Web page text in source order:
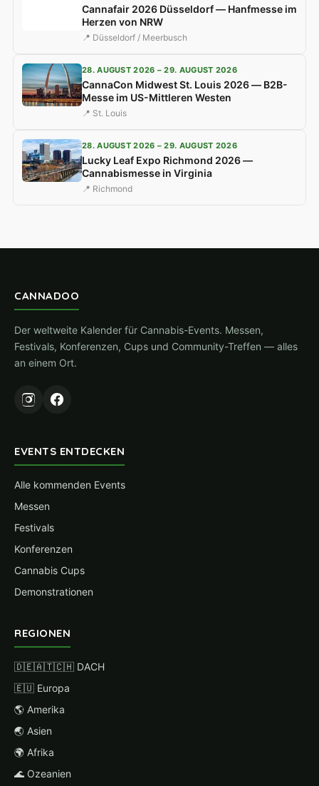
Cannafair 2026 Düsseldorf — Hanfmesse im
Herzen von NRW
📍 Düsseldorf / Meerbusch
28. AUGUST 2026 – 29. AUGUST 2026
CannaCon Midwest St. Louis 2026 — B2B-
Messe im US-Mittleren Westen
📍 St. Louis
28. AUGUST 2026 – 29. AUGUST 2026
Lucky Leaf Expo Richmond 2026 —
Cannabismesse in Virginia
📍 Richmond
CANNADOO
Der weltweite Kalender für Cannabis-Events. Messen,
Festivals, Konferenzen, Cups und Community-Treffen — alles
an einem Ort.
EVENTS ENTDECKEN
Alle kommenden Events
Messen
Festivals
Konferenzen
Cannabis Cups
Demonstrationen
REGIONEN
🇩🇪🇦🇹🇨🇭 DACH
🇪🇺 Europa
🌎 Amerika
🌏 Asien
🌍 Afrika
🌊 Ozeanien